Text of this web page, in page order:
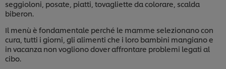
seggioloni, posate, piatti, tovagliette da colorare, scalda
biberon.
Il menù è fondamentale perché le mamme selezionano con
cura, tutti i giorni, gli alimenti che i loro bambini mangiano e
in vacanza non vogliono dover affrontare problemi legati al
cibo.